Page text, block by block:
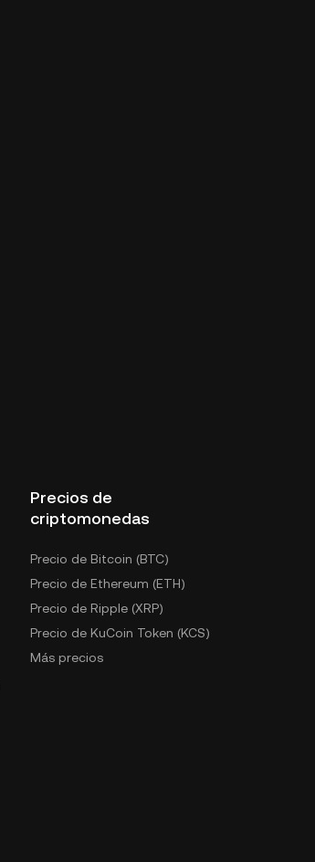
Precios de
criptomonedas
Precio de Bitcoin (BTC)
Precio de Ethereum (ETH)
Precio de Ripple (XRP)
Precio de KuCoin Token (KCS)
Más precios